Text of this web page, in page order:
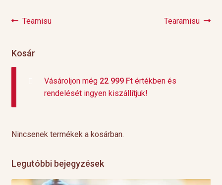
Bejegyzés
Previous
Teamisu
Next
Tearamisu
Kosár
Vásároljon még 22 999 Ftértékben és
rendelését ingyen kiszállítjuk!
Nincsenek termékek a kosárban.
Legutóbbi bejegyzések